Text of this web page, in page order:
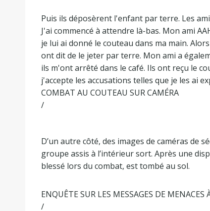
Puis ils déposèrent l'enfant par terre. Les
J'ai commencé à attendre là-bas. Mon ami
je lui ai donné le couteau dans ma main.
ont dit de le jeter par terre. Mon ami a
ils m'ont arrêté dans le café. Ils ont reçu le
j'accepte les accusations telles que je les ai
COMBAT AU COUTEAU SUR CAMÉRA
/
D’un autre côté, des images de caméras de
groupe assis à l’intérieur sort. Après une
blessé lors du combat, est tombé au sol.
ENQUÊTE SUR LES MESSAGES DE MENACES
/